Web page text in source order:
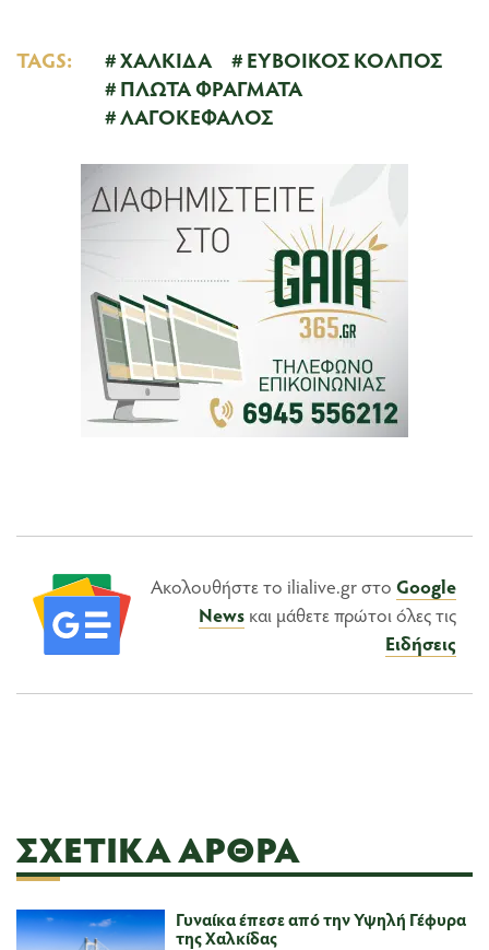
TAGS: ΧΑΛΚΙΔΑ
ΕΥΒΟΙΚΟΣ ΚΟΛΠΟΣ
ΠΛΩΤΑ ΦΡΑΓΜΑΤΑ
ΛΑΓΟΚΕΦΑΛΟΣ
Ακολουθήστε το ilialive.gr στο Google
News και μάθετε πρώτοι όλες τις
Ειδήσεις
ΣΧΕΤΙΚΆ ΆΡΘΡΑ
Γυναίκα έπεσε από την Υψηλή Γέφυρα
της Χαλκίδας